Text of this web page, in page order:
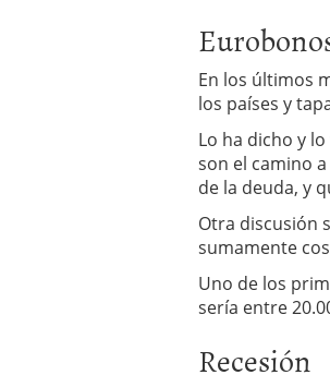
En los últimos
los países y
Lo ha dicho y
son el camino
de la deuda, y
Otra discusión
sumamente
Uno de los
sería entre
Recesión